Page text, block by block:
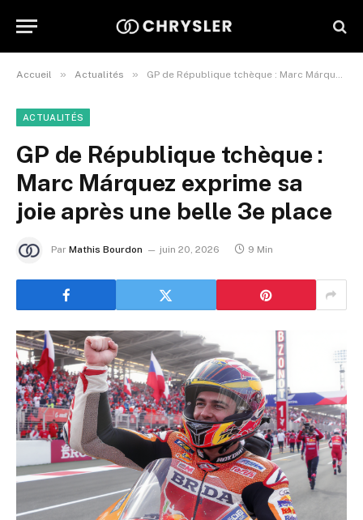
Accueil » Actualités » GP de République tchèque : Marc Márquez exprime sa joie après une belle 3e place
ACTUALITÉS
GP de République tchèque :
Marc Márquez exprime sa
joie après une belle 3e place
Par Mathis Bourdon juin 20, 2026 9 Min